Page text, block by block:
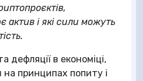
і які сили можуть
дефляції в економіці,
на принципах попиту і